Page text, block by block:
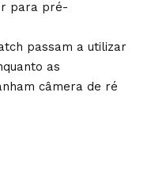
para pré-
passam a utilizar
as
câmera de ré